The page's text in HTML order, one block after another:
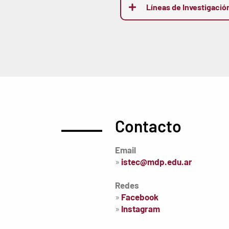
Líneas de
Contacto
Email
» istec@mdp.edu.ar
Redes
» Facebook
» Instagram